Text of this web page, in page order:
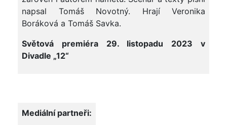
napsal Tomáš Novotný. Hrají Veronika
Boráková a Tomáš Savka.
Světová premiéra 29. listopadu 2023 v
Divadle „12“
Mediální partneři: